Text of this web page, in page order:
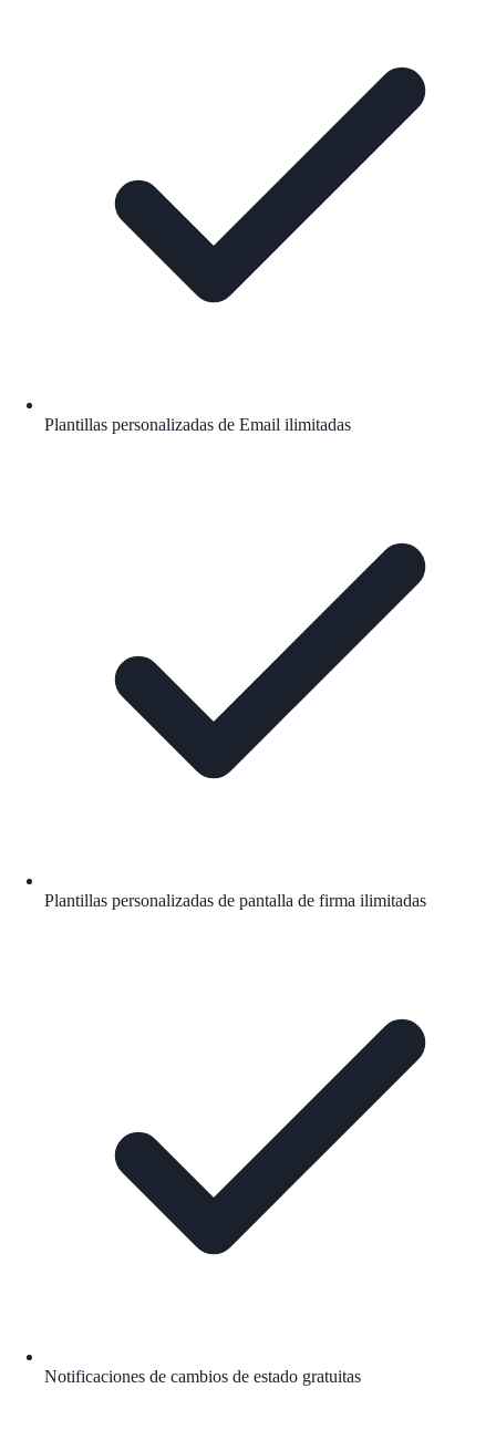
Plantillas personalizadas de Email ilimitadas
Plantillas personalizadas de pantalla de firma ilimitadas
Notificaciones de cambios de estado gratuitas